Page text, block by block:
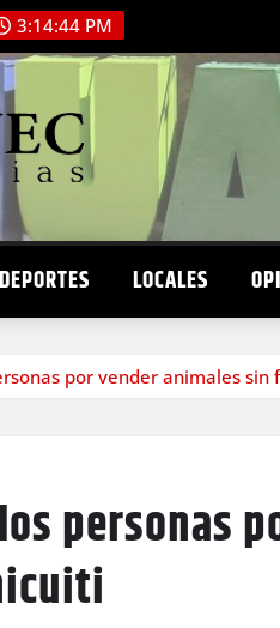
3:14:46 PM
DEPORTES LOCALES
por vender animales
personas